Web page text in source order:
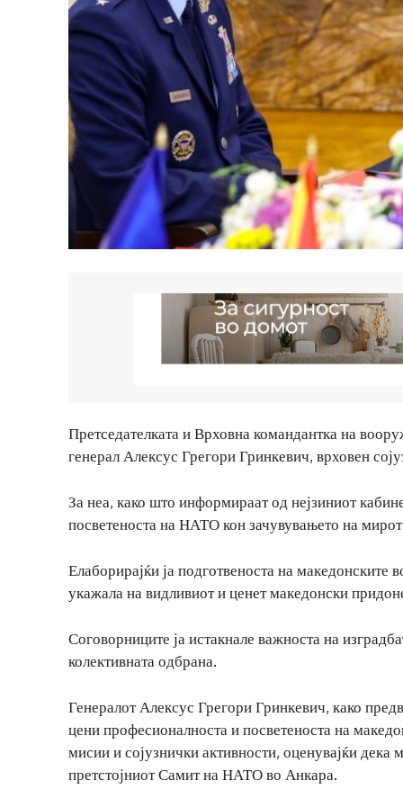
Претседателката и Врховна командантка на
генерал Алексус Грегори Гринкевич, врховен
За неа, како што информираат од нејзиниот
посветеноста на НАТО кон зачувувањето на
Елаборирајќи ја подготвеноста на
укажала на видливиот и ценет македонски
Соговорниците ја истакнале важноста на
колективната одбрана.
Генералот Алексус Грегори Гринкевич, како
цени професионалноста и посветеноста на
мисии и сојузнички активности, оценувајќи
претстојниот Самит на НАТО во Анкара.